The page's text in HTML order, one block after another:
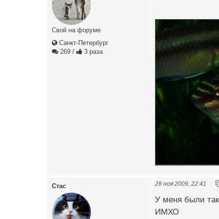
Свой на форуме
Санкт-Петербург
269 / 3 раза
Стас 28 ноя 2009, 22:41
У меня были
ИМХО